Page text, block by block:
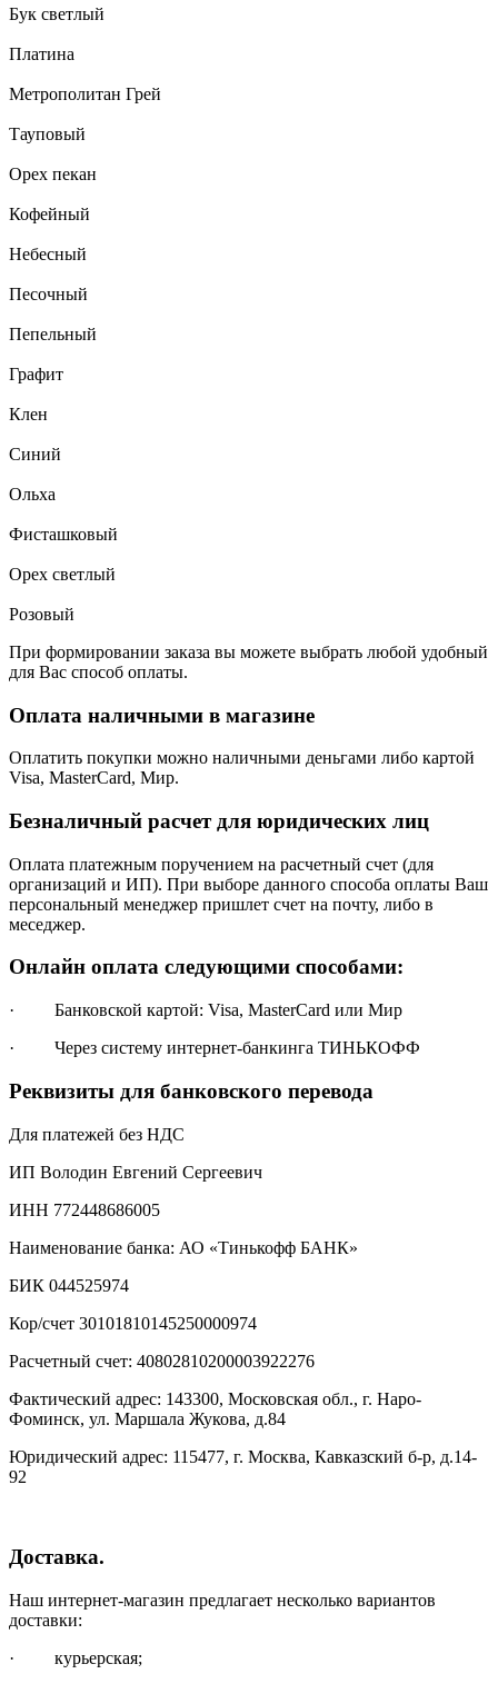
Бук светлый
Платина
Метрополитан Грей
Тауповый
Орех пекан
Кофейный
Небесный
Песочный
Пепельный
Графит
Клен
Синий
Ольха
Фисташковый
Орех светлый
Розовый
При формировании заказа вы можете выбрать любой удобный
для Вас способ оплаты.
Оплата наличными в магазине
Оплатить покупки можно наличными деньгами либо картой
Visa, MasterCard, Мир.
Безналичный расчет для юридических лиц
Оплата платежным поручением на расчетный счет (для
организаций и ИП). При выборе данного способа оплаты Ваш
персональный менеджер пришлет счет на почту, либо в
меседжер.
Онлайн оплата следующими способами:
· Банковской картой: Visa, MasterCard или Мир
· Через систему интернет-банкинга ТИНЬКОФФ
Реквизиты для банковского перевода
Для платежей без НДС
ИП Володин Евгений Сергеевич
ИНН 772448686005
Наименование банка: АО «Тинькофф БАНК»
БИК 044525974
Кор/счет 30101810145250000974
Расчетный счет: 40802810200003922276
Фактический адрес: 143300, Московская обл., г. Наро-
Фоминск, ул. Маршала Жукова, д.84
Юридический адрес: 115477, г. Москва, Кавказский б-р, д.14-
92
Доставка.
Наш интернет-магазин предлагает несколько вариантов
доставки:
· курьерская;